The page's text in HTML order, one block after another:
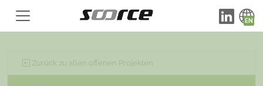
Zurück zu allen offenen Projekten